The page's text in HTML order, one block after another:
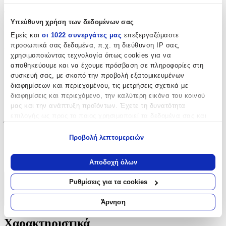
Υπεύθυνη χρήση των δεδομένων σας
Εμείς και οι 1022 συνεργάτες μας επεξεργαζόμαστε
προσωπικά σας δεδομένα, π.χ. τη διεύθυνση IP σας,
χρησιμοποιώντας τεχνολογία όπως cookies για να
αποθηκεύουμε και να έχουμε πρόσβαση σε πληροφορίες στη
συσκευή σας, με σκοπό την προβολή εξατομικευμένων
διαφημίσεων και περιεχομένου, τις μετρήσεις σχετικά με
διαφημίσεις και περιεχόμενο, την καλύτερη εικόνα του κοινού
μας και την ανάπτυξη προϊόντων. Έχετε τη δυνατότητα
Να συλλέξουμε πληροφορίες σχετικά με τη γεωγραφική
σας τοποθεσία, οι οποίες μπορεί να είναι ακριβείς σε
απόσταση μερικών μέτρων
Να αναγνωρίσουμε τη συσκευή σας σαρώνοντας ενεργά
για συγκεκριμένα χαρακτηριστικά (δακτυλικό αποτύπωμα)
Μάθετε περισσότερα σχετικά με τον τρόπο επεξεργασίας των
προσωπικών σας δεδομένων και καθορίστε τις προτιμήσεις σας
Προβολή λεπτομερειών
Αποδοχή όλων
Ρυθμίσεις για τα cookies
Άρνηση
3D:
Όχι
Μήκος:
500
Ύψος:
Χαρακτηριστικά
Χαρακτηριστικά